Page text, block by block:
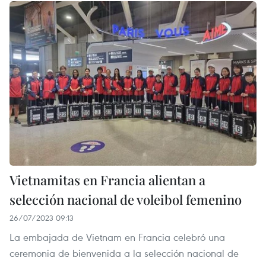
Vietnamitas en Francia alientan a
selección nacional de voleibol femenino
26/07/2023 09:13
La embajada de Vietnam en Francia celebró una
ceremonia de bienvenida a la selección nacional de